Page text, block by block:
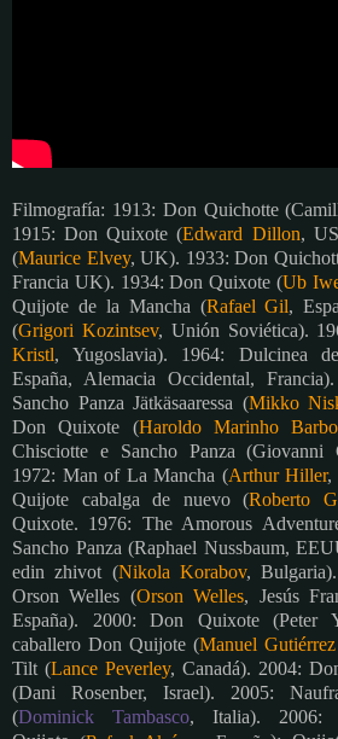
Filmografía: 1913: Don Quichotte
1915: Don Quixote (Edward Dillon,
(Maurice Elvey, UK). 1933: Don
Francia UK). 1934:Don Quixote (Ub
Quijote de la Mancha (Rafael Gil,
(Grigori Kozintsev, Unión Soviética).
Kristl, Yugoslavia). 1964: Dulcinea
España, Alemacia Occidental,
Sancho Panza Jätkäsaaressa (Mikko
Don Quixote (Haroldo Marinho
Chisciotte e Sancho Panza (Giovanni
1972: Man of La Mancha (Arthur Hiller,
Quijote cabalga de nuevo (Roberto
Quixote. 1976: The Amorous
Sancho Panza (Raphael Nussbaum,
edin zhivot (Nikola Korabov, Bulgaria).
Orson Welles (Orson Welles, Jesús
España). 2000: Don Quixote (Peter
caballero Don Quijote (Manuel
Tilt (Lance Peverley, Canadá). 2004:
(Dani Rosenber, Israel). 2005:
(Dominick Tambasco, Italia).